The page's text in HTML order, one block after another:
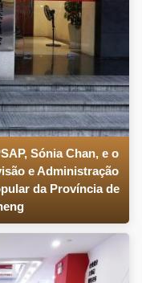
Sónia Chan, e o
e Administração
da Província de